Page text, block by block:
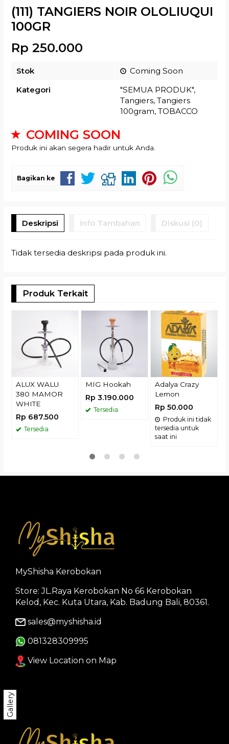
(111) TANGIERS NOIR OLOLIUQUI
100GR
Rp 250.000
Stok
Coming Soon
Kategori
"SEMUA PRODUK",
Tangiers, Tangiers
100gram, TOBACCO
COMING SOON
Produk ini akan segera hadir untuk Anda.
Bagikan ke
Deskripsi Info Tambahan Diskusi (0)
Tidak tersedia deskripsi pada produk ini.
Produk Terkait
ALUX WALU
380 MAMOR
WHITE
Rp 687.500
Tersedia
MIG Hookah
Rp 3.190.000
Tersedia
Adalya Crazy
Lemon
Rp 50.000
Produk ini tidak
tersedia untuk
saat ini
Gallery
MyShisha Kerobokan
Store: JL.Raya Kerobokan No 66 Kerobokan
Kelod, Kec. Kuta Utara, Kab. Badung Bali, 80361.
sales@myshisha.id
081328309995
View Location on Map